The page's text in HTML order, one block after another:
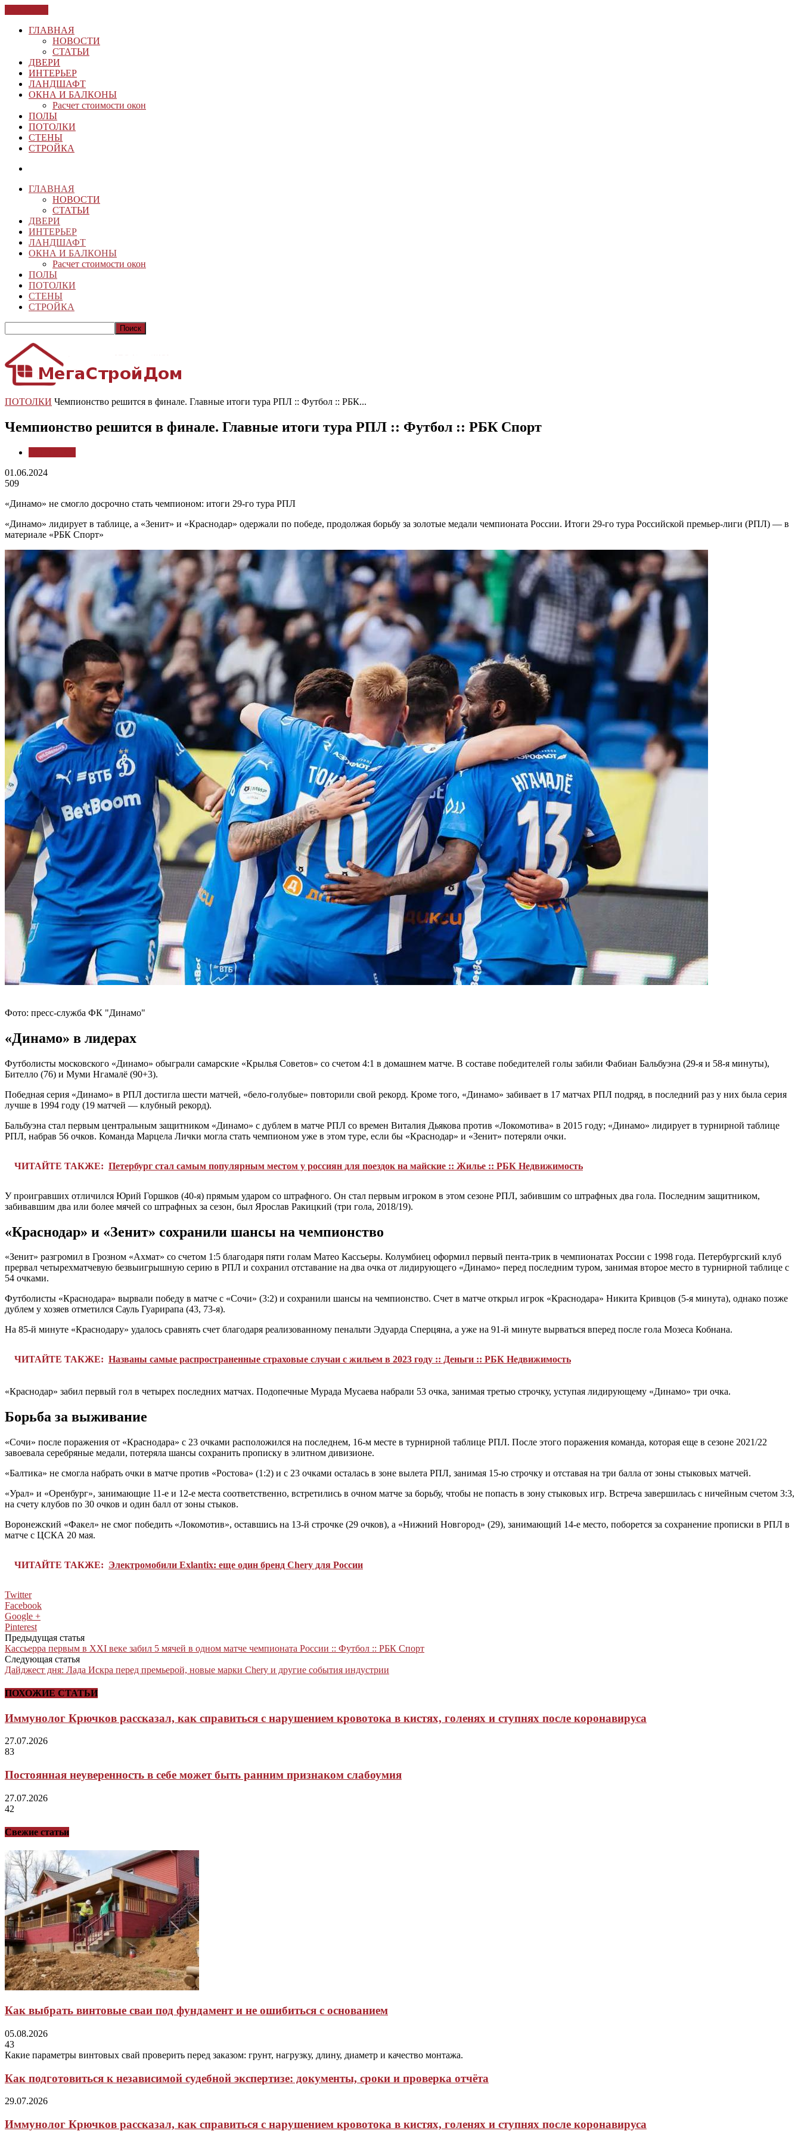
ГЛАВНАЯ
НОВОСТИ
СТАТЬИ
ДВЕРИ
ИНТЕРЬЕР
ЛАНДШАФТ
ОКНА И БАЛКОНЫ
Расчет стоимости окон
ПОЛЫ
ПОТОЛКИ
СТЕНЫ
СТРОЙКА
ГЛАВНАЯ
НОВОСТИ
СТАТЬИ
ДВЕРИ
ИНТЕРЬЕР
ЛАНДШАФТ
ОКНА И БАЛКОНЫ
Расчет стоимости окон
ПОЛЫ
ПОТОЛКИ
СТЕНЫ
СТРОЙКА
ПОТОЛКИ Чемпионство решится в финале. Главные итоги тура РПЛ :: Футбол :: РБК...
Чемпионство решится в финале. Главные итоги тура РПЛ :: Футбол :: РБК Спорт
01.06.2024
509
«Динамо» не смогло досрочно стать чемпионом: итоги 29-го тура РПЛ
«Динамо» лидирует в таблице, а «Зенит» и «Краснодар» одержали по победе, продолжая борьбу за золотые медали чемпионата России. Итоги 29-го тура Российской премьер-лиги (РПЛ) — в
материале «РБК Спорт»
Фото: пресс-служба ФК "Динамо"
«Динамо» в лидерах
Футболисты московского «Динамо» обыграли самарские «Крылья Советов» со счетом 4:1 в домашнем матче. В составе победителей голы забили Фабиан Бальбуэна (29-я и 58-я минуты),
Бителло (76) и Муми Нгамалё (90+3).
Победная серия «Динамо» в РПЛ достигла шести матчей, «бело-голубые» повторили свой рекорд. Кроме того, «Динамо» забивает в 17 матчах РПЛ подряд, в последний раз у них была серия
лучше в 1994 году (19 матчей — клубный рекорд).
Бальбуэна стал первым центральным защитником «Динамо» с дублем в матче РПЛ со времен Виталия Дьякова против «Локомотива» в 2015 году; «Динамо» лидирует в турнирной таблице
РПЛ, набрав 56 очков. Команда Марцела Лички могла стать чемпионом уже в этом туре, если бы «Краснодар» и «Зенит» потеряли очки.
ЧИТАЙТЕ ТАКЖЕ: Петербург стал самым популярным местом у россиян для поездок на майские :: Жилье :: РБК Недвижимость
У проигравших отличился Юрий Горшков (40-я) прямым ударом со штрафного. Он стал первым игроком в этом сезоне РПЛ, забившим со штрафных два гола. Последним защитником,
забивавшим два или более мячей со штрафных за сезон, был Ярослав Ракицкий (три гола, 2018/19).
«Краснодар» и «Зенит» сохранили шансы на чемпионство
«Зенит» разгромил в Грозном «Ахмат» со счетом 1:5 благодаря пяти голам Матео Кассьеры. Колумбиец оформил первый пента-трик в чемпионатах России с 1998 года. Петербургский клуб
прервал четырехматчевую безвыигрышную серию в РПЛ и сохранил отставание на два очка от лидирующего «Динамо» перед последним туром, занимая второе место в турнирной таблице с
54 очками.
Футболисты «Краснодара» вырвали победу в матче с «Сочи» (3:2) и сохранили шансы на чемпионство. Счет в матче открыл игрок «Краснодара» Никита Кривцов (5-я минута), однако позже
дублем у хозяев отметился Сауль Гуарирапа (43, 73-я).
На 85-й минуте «Краснодару» удалось сравнять счет благодаря реализованному пенальти Эдуарда Сперцяна, а уже на 91-й минуте вырваться вперед после гола Мозеса Кобнана.
ЧИТАЙТЕ ТАКЖЕ: Названы самые распространенные страховые случаи с жильем в 2023 году :: Деньги :: РБК Недвижимость
«Краснодар» забил первый гол в четырех последних матчах. Подопечные Мурада Мусаева набрали 53 очка, занимая третью строчку, уступая лидирующему «Динамо» три очка.
Борьба за выживание
«Сочи» после поражения от «Краснодара» с 23 очками расположился на последнем, 16-м месте в турнирной таблице РПЛ. После этого поражения команда, которая еще в сезоне 2021/22
завоевала серебряные медали, потеряла шансы сохранить прописку в элитном дивизионе.
«Балтика» не смогла набрать очки в матче против «Ростова» (1:2) и с 23 очками осталась в зоне вылета РПЛ, занимая 15-ю строчку и отставая на три балла от зоны стыковых матчей.
«Урал» и «Оренбург», занимающие 11-е и 12-е места соответственно, встретились в очном матче за борьбу, чтобы не попасть в зону стыковых игр. Встреча завершилась с ничейным счетом 3:3,
на счету клубов по 30 очков и один балл от зоны стыков.
Воронежский «Факел» не смог победить «Локомотив», оставшись на 13-й строчке (29 очков), а «Нижний Новгород» (29), занимающий 14-е место, поборется за сохранение прописки в РПЛ в
матче с ЦСКА 20 мая.
ЧИТАЙТЕ ТАКЖЕ: Электромобили Exlantix: еще один бренд Chery для России
Twitter
Facebook
Google +
Pinterest
Предыдущая статья
Кассьерра первым в XXI веке забил 5 мячей в одном матче чемпионата России :: Футбол :: РБК Спорт
Следующая статья
Дайджест дня: Лада Искра перед премьерой, новые марки Chery и другие события индустрии
ПОХОЖИЕ СТАТЬИ
Иммунолог Крючков рассказал, как справиться с нарушением кровотока в кистях, голенях и ступнях после коронавируса
27.07.2026
83
Постоянная неуверенность в себе может быть ранним признаком слабоумия
27.07.2026
42
Свежие статьи
Как выбрать винтовые сваи под фундамент и не ошибиться с основанием
05.08.2026
43
Какие параметры винтовых свай проверить перед заказом: грунт, нагрузку, длину, диаметр и качество монтажа.
Как подготовиться к независимой судебной экспертизе: документы, сроки и проверка отчёта
29.07.2026
Иммунолог Крючков рассказал, как справиться с нарушением кровотока в кистях, голенях и ступнях после коронавируса